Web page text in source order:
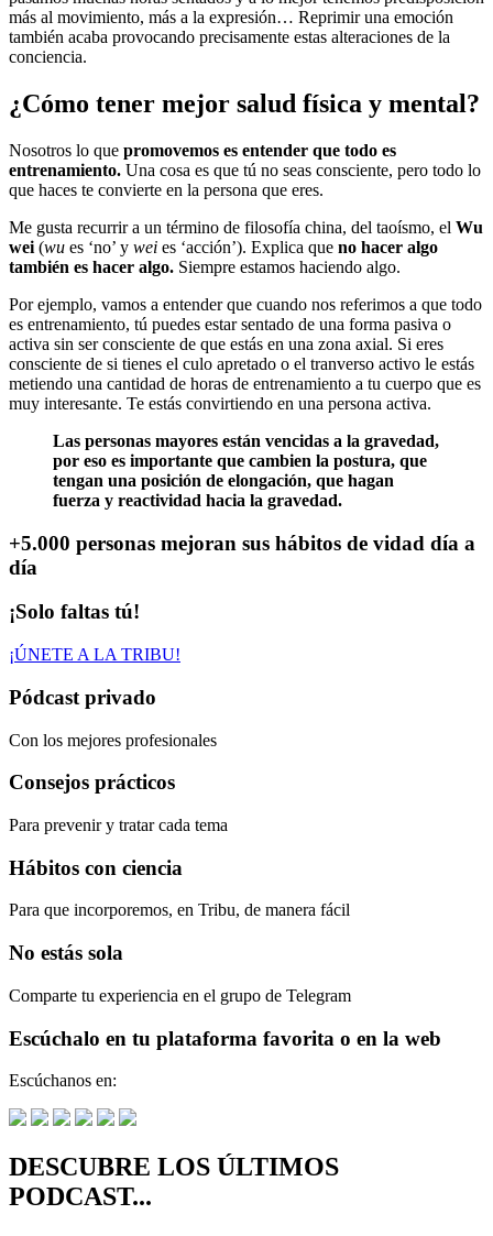
más al movimiento, más a la expresión… Reprimir una emoción
también acaba provocando precisamente estas alteraciones de la
conciencia.
¿Cómo tener mejor salud física y mental?
Nosotros lo que promovemos es entender que todo es
entrenamiento. Una cosa es que tú no seas consciente, pero todo lo
que haces te convierte en la persona que eres.
Me gusta recurrir a un término de filosofía china, del taoísmo, el Wu
wei (wu es ‘no’ y wei es ‘acción’). Explica que no hacer algo
también es hacer algo. Siempre estamos haciendo algo.
Por ejemplo, vamos a entender que cuando nos referimos a que todo
es entrenamiento, tú puedes estar sentado de una forma pasiva o
activa sin ser consciente de que estás en una zona axial. Si eres
consciente de si tienes el culo apretado o el tranverso activo le estás
metiendo una cantidad de horas de entrenamiento a tu cuerpo que es
muy interesante. Te estás convirtiendo en una persona activa.
Las personas mayores están vencidas a la gravedad,
por eso es importante que cambien la postura, que
tengan una posición de elongación, que hagan
fuerza y reactividad hacia la gravedad.
+5.000 personas mejoran sus hábitos de vidad día a
día
¡Solo faltas tú!
¡ÚNETE A LA TRIBU!
Pódcast privado
Con los mejores profesionales
Consejos prácticos
Para prevenir y tratar cada tema
Hábitos con ciencia
Para que incorporemos, en Tribu, de manera fácil
No estás sola
Comparte tu experiencia en el grupo de Telegram
Escúchalo en tu plataforma favorita o en la web
Escúchanos en:
DESCUBRE LOS ÚLTIMOS
PODCAST...